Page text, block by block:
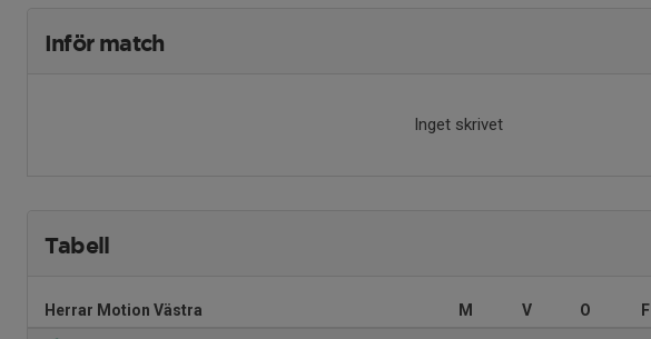
Inför match
Inget skrivet
Tabell
Herrar Motion Västra M V O F